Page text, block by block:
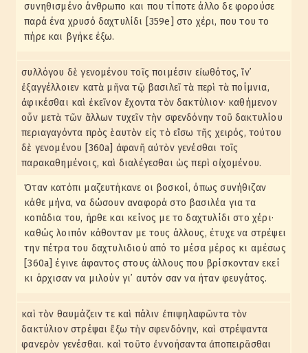
συνηθισμένο άνθρωπο και που τίποτε άλλο δε φορούσε
παρά ένα χρυσό δαχτυλίδι [359e] στο χέρι, που του το
πήρε και βγήκε έξω.
συλλόγου δὲ γενομένου τοῖς ποιμέσιν εἰωθότος, ἵν᾽
ἐξαγγέλλοιεν κατὰ μῆνα τῷ βασιλεῖ τὰ περὶ τὰ ποίμνια,
ἀφικέσθαι καὶ ἐκεῖνον ἔχοντα τὸν δακτύλιον· καθήμενον
οὖν μετὰ τῶν ἄλλων τυχεῖν τὴν σφενδόνην τοῦ δακτυλίου
περιαγαγόντα πρὸς ἑαυτὸν εἰς τὸ εἴσω τῆς χειρός, τούτου
δὲ γενομένου [360a] ἀφανῆ αὐτὸν γενέσθαι τοῖς
παρακαθημένοις, καὶ διαλέγεσθαι ὡς περὶ οἰχομένου.
Όταν κατόπι μαζευτήκανε οι βοσκοί, όπως συνήθιζαν
κάθε μήνα, να δώσουν αναφορά στο βασιλέα για τα
κοπάδια του, ήρθε και κείνος με το δαχτυλίδι στο χέρι·
καθώς λοιπόν κάθονταν με τους άλλους, έτυχε να στρέψει
την πέτρα του δαχτυλιδιού από το μέσα μέρος κι αμέσως
[360a] έγινε άφαντος στους άλλους που βρίσκονταν εκεί
κι άρχισαν να μιλούν γι᾽ αυτόν σαν να ήταν φευγάτος.
καὶ τὸν θαυμάζειν τε καὶ πάλιν ἐπιψηλαφῶντα τὸν
δακτύλιον στρέψαι ἔξω τὴν σφενδόνην, καὶ στρέψαντα
φανερὸν γενέσθαι. καὶ τοῦτο ἐννοήσαντα ἀποπειρᾶσθαι